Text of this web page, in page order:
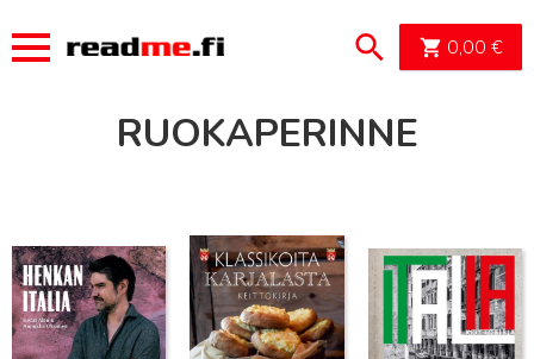
0,00 €
RUOKAPERINNE
Lue lisää Lue lisää Lue lisää